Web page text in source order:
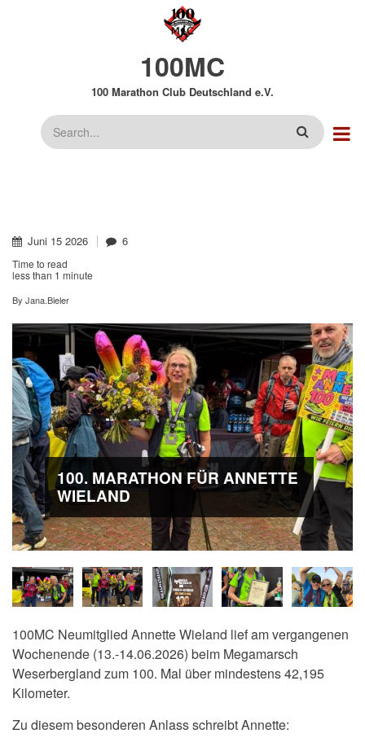
100MC
100 Marathon Club Deutschland e.V.
Suche
Juni 15 2026 6
Time to read
less than 1 minute
By Jana.Bieler
100. MARATHON FÜR ANNETTE
WIELAND
100MC Neumitglied Annette Wieland lief am vergangenen
Wochenende (13.-14.06.2026) beim Megamarsch
Weserbergland zum 100. Mal über mindestens 42,195
Kilometer.
Zu diesem besonderen Anlass schreibt Annette: